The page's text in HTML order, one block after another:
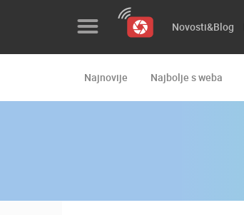
Novosti&Blog
Najnovije Najbolje s weba